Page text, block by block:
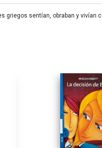
griegos sentían, obraban y